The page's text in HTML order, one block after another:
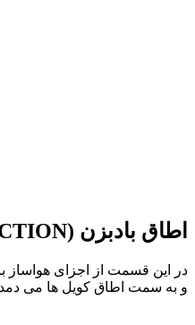
اطاق بادبزن (FAN SECTION)
در این قسمت از اجزای هواساز
و به سمت اطاق کویل ها می دمد.